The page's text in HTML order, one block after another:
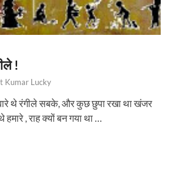
!
Kumar Lucky
थे रंगीले सबके, और कुछ छुपा रखा था खंजर
, राह क्यों बन गया था …